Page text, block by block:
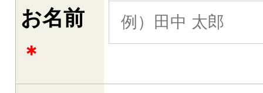
お名前
＊